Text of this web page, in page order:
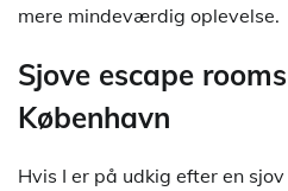
mere mindeværdig oplevelse.
Sjove escape
København
Hvis I er på udkig efter en